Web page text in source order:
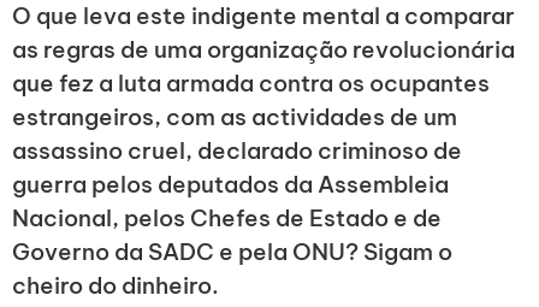
O que leva este indigente mental a comparar
as regras de uma organização revolucionária
que fez a luta armada contra os ocupantes
estrangeiros, com as actividades de um
assassino cruel, declarado criminoso de
guerra pelos deputados da Assembleia
Nacional, pelos Chefes de Estado e de
Governo da SADC e pela ONU? Sigam o
cheiro do dinheiro.